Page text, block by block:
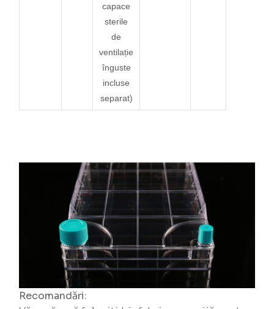
capace
sterile
de
ventilație
înguste
incluse
separat)
Recomandări: